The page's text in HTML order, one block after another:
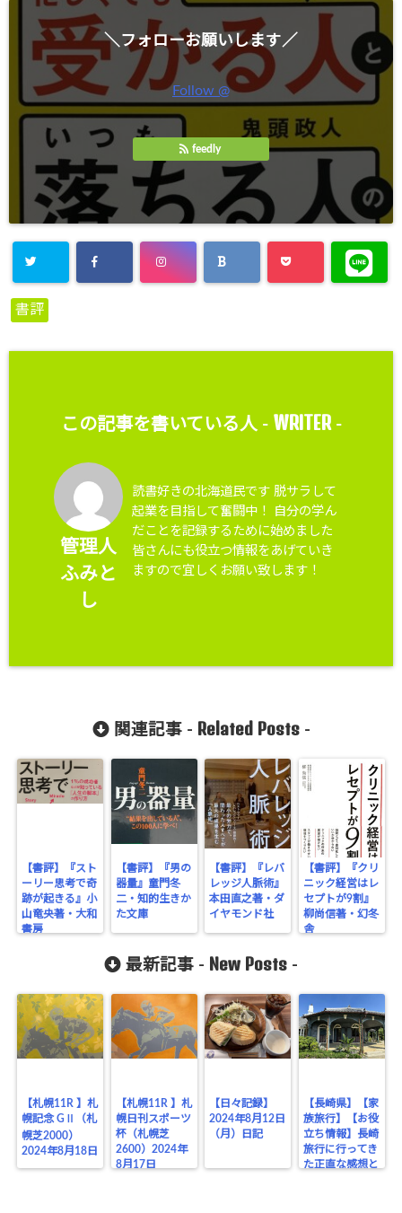
＼フォローお願いします／
Follow @
feedly
書評
この記事を書いている人 - WRITER-
管理人
ふみと
し
読書好きの北海道民です 脱サラして
起業を目指して奮闘中！ 自分の学ん
だことを記録するために始めました
皆さんにも役立つ情報をあげていき
ますので宜しくお願い致します！
関連記事 - Related Posts-
【書評】『スト
ーリー思考で奇
跡が起きる』小
山竜央著・大和
書房
【書評】『男の
器量』童門冬
二・知的生きか
た文庫
【書評】『レバ
レッジ人脈術』
本田直之著・ダ
イヤモンド社
【書評】『クリ
ニック経営はレ
セプトが9割』
柳尚信著・幻冬
舎
最新記事 - New Posts -
【札幌11R 】札
幌記念 GⅡ（札
幌芝2000）
2024年8月18日
【札幌11R 】札
幌日刊スポーツ
杯（札幌芝
2600）2024年
8月17日
【日々記録】
2024年8月12日
（月）日記
【長崎県】【家
族旅行】【お役
立ち情報】長崎
旅行に行ってき
た正直な感想と